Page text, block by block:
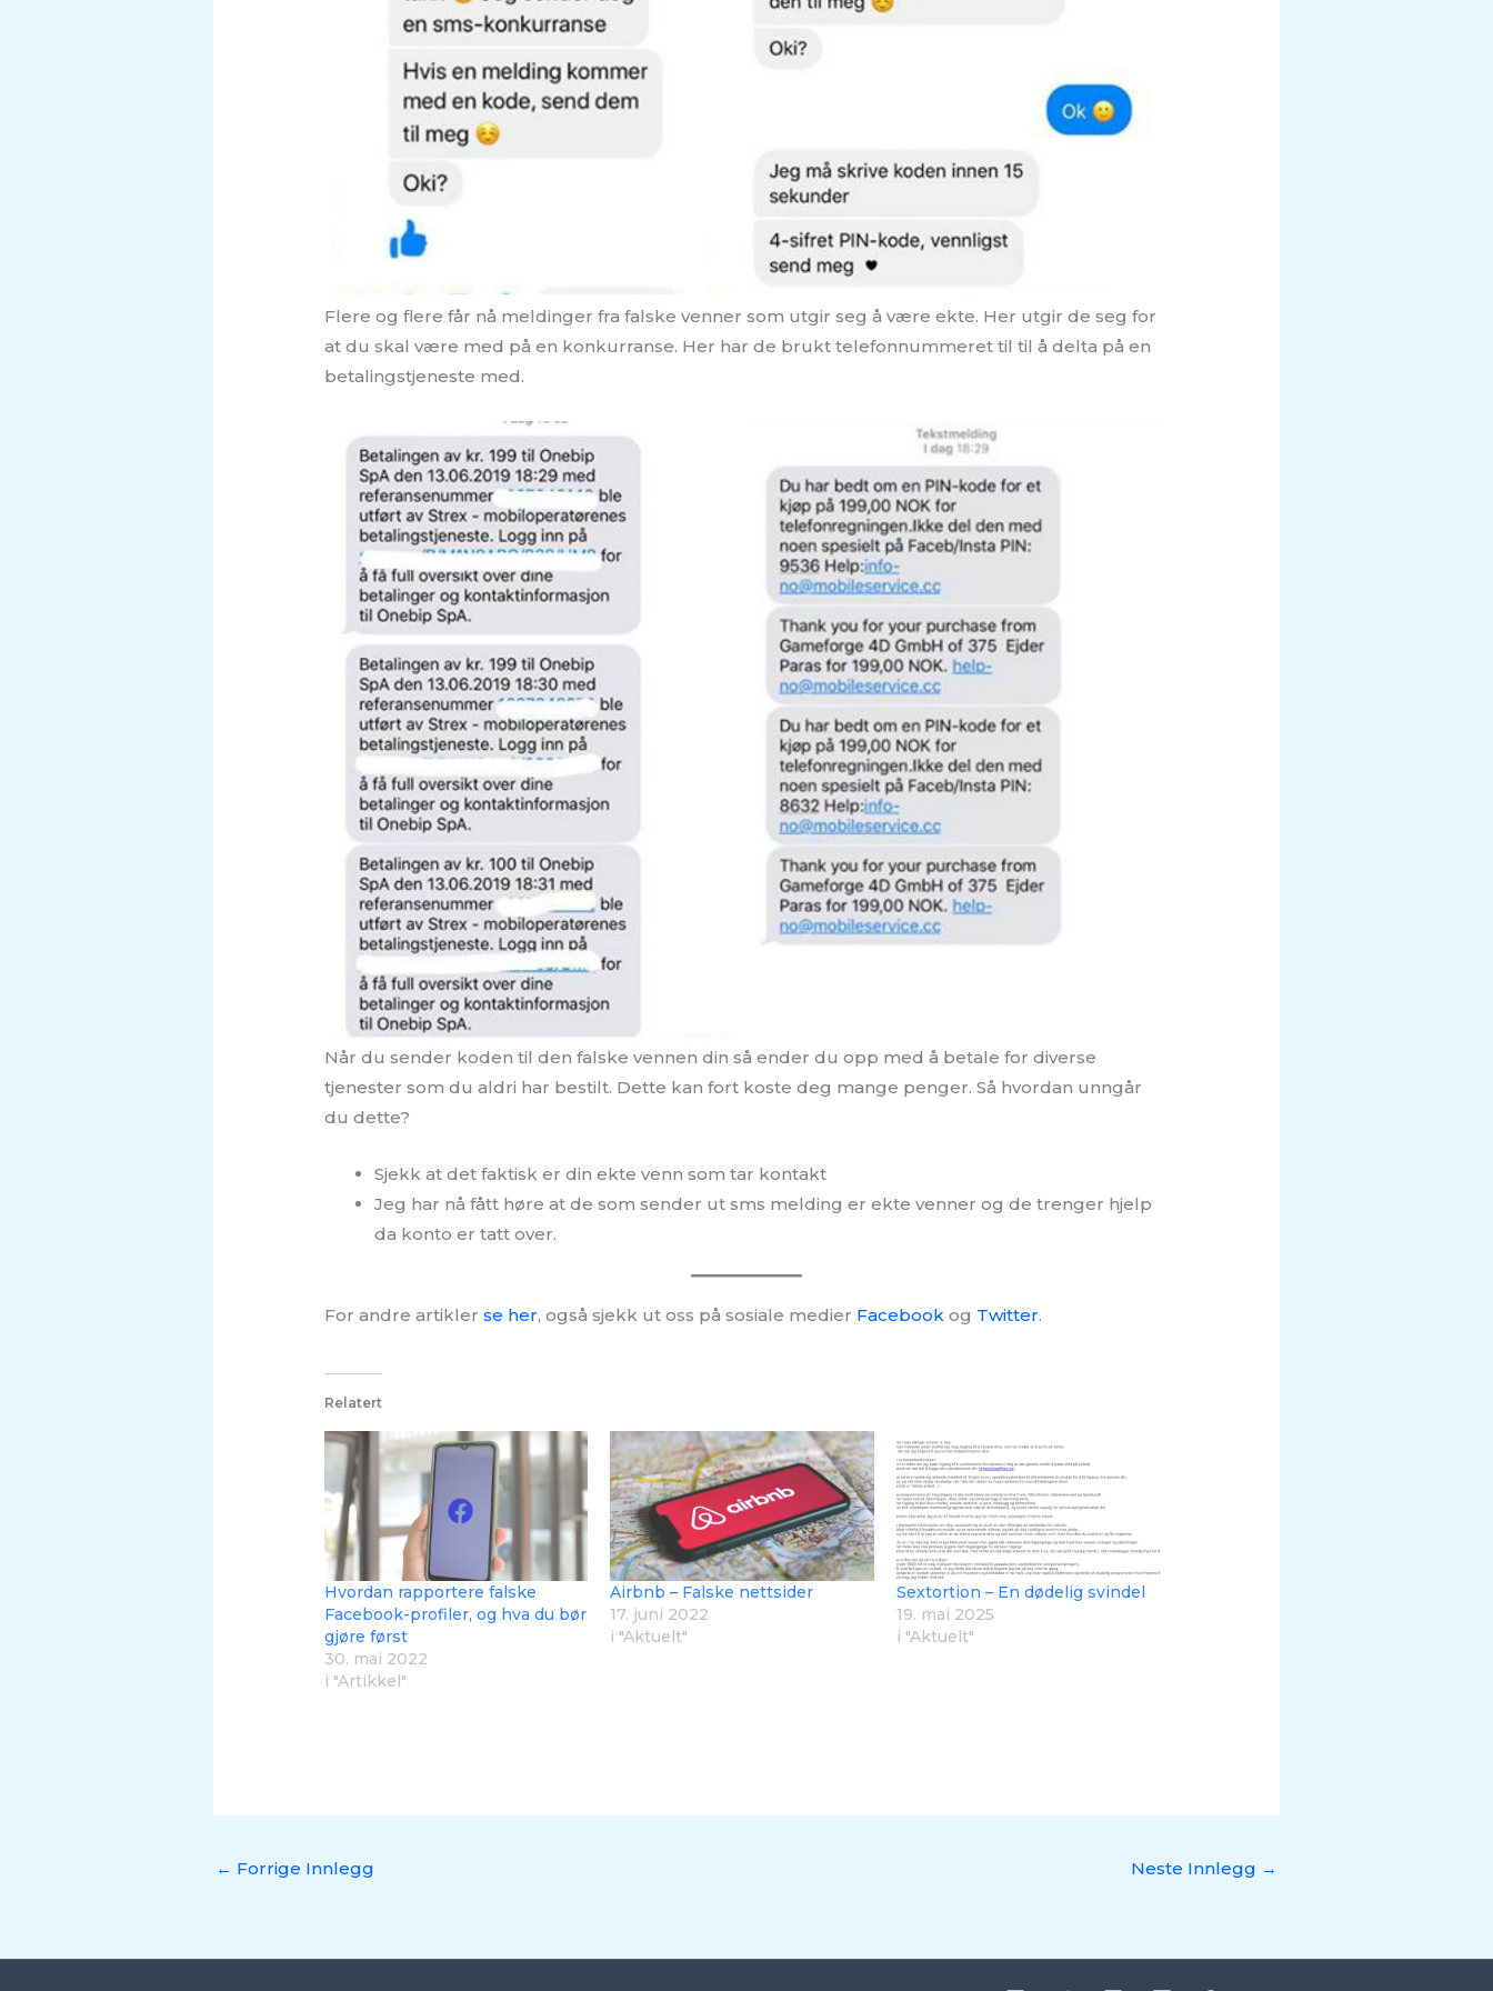
Flere og flere får nå meldinger fra falske venner som utgir seg å være ekte. Her utgir de seg for
at du skal være med på en konkurranse. Her har de brukt telefonnummeret til til å delta på en
betalingstjeneste med.
Når du sender koden til den falske vennen din så ender du opp med å betale for diverse
tjenester som du aldri har bestilt. Dette kan fort koste deg mange penger. Så hvordan unngår
du dette?
Sjekk at det faktisk er din ekte venn som tar kontakt
Jeg har nå fått høre at de som sender ut sms melding er ekte venner og de trenger hjelp
da konto er tatt over.
For andre artiklerse her, også sjekk ut oss på sosiale medier Facebookog Twitter.
Relatert
Hvordan rapportere falske
Facebook-profiler, og hva du bør
gjøre først
30. mai 2022
i "Artikkel"
Airbnb – Falske nettsider
17. juni 2022
i "Aktuelt"
Sextortion – En dødelig svindel
19. mai 2025
i "Aktuelt"
← Forrige Innlegg Neste Innlegg →